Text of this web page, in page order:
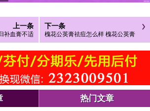
上一条
补血膏不适
下一条
槐花公英膏祛痘怎么样 槐花公英膏
热门文章